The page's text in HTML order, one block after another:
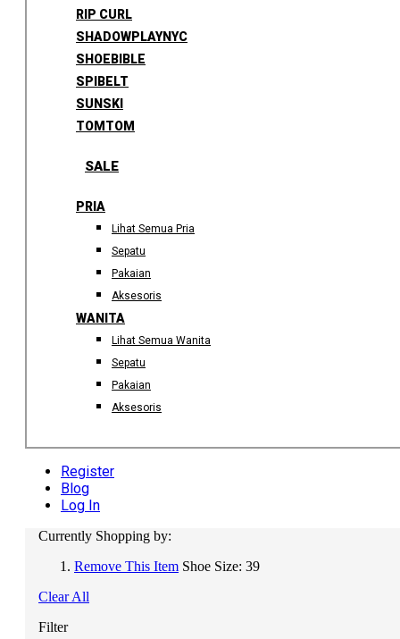
RIP CURL
SHADOWPLAYNYC
SHOEBIBLE
SPIBELT
SUNSKI
TOMTOM
SALE
PRIA
Lihat Semua Pria
Sepatu
Pakaian
Aksesoris
WANITA
Lihat Semua Wanita
Sepatu
Pakaian
Aksesoris
Register
Blog
Log In
Currently Shopping by:
Remove This Item Shoe Size: 39
Clear All
Filter